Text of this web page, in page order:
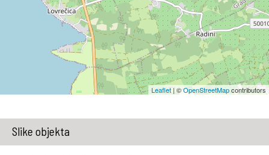
Leaflet | ©OpenStreetMapcontributors
Slike objekta